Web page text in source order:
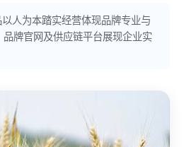
人为本踏实经营体现品牌专业与
牌官网及供应链平台展现企业实